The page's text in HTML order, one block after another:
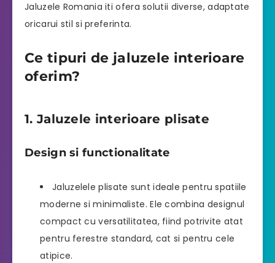
Jaluzele Romania iti ofera solutii diverse, adaptate
oricarui stil si preferinta.
Ce tipuri de jaluzele interioare
oferim?
1. Jaluzele interioare plisate
Design si functionalitate
Jaluzelele plisate sunt ideale pentru spatiile
moderne si minimaliste. Ele combina designul
compact cu versatilitatea, fiind potrivite atat
pentru ferestre standard, cat si pentru cele
atipice.